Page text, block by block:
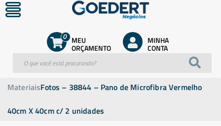
MEU
ORÇAMENTO
0 MINHA
CONTA
MateriaisFotos – 38844 – Pano de Microfibra Vermelho
40cm X 40cm c/ 2 unidades